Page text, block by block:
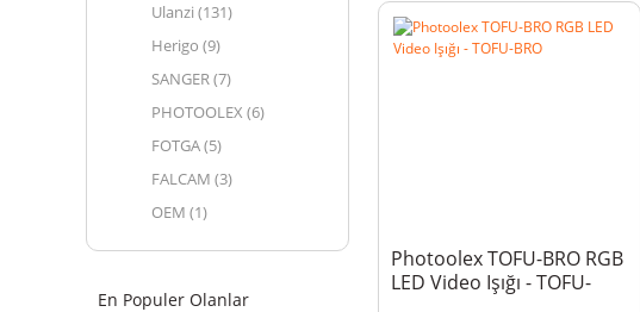
Ulanzi (131)
Herigo (9)
SANGER (7)
PHOTOOLEX (6)
FOTGA (5)
FALCAM (3)
OEM (1)
En Populer Olanlar
Photoolex TOFU-BRO RGB
LED Video Işığı - TOFU-